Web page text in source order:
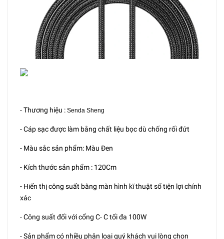
- Thương hiệu : Senda Sheng
- Cáp sạc được làm bằng chất liệu bọc dù chống rối đứt
- Màu sắc sản phẩm: Màu Đen
- Kích thước sản phẩm : 120Cm
- Hiển thị công suất bằng màn hình kĩ thuật số tiện lợi chính
xác
- Công suất đối với cổng C- C tối đa 100W
- Sản phẩm có nhiều phân loại quý khách vui lòng chọn